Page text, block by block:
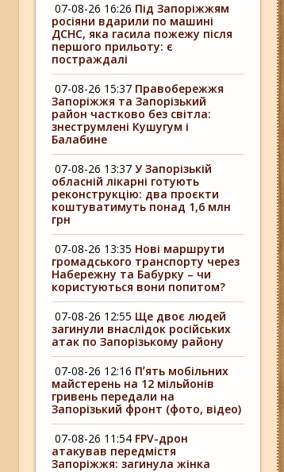
07-08-26 16:26 Під Запоріжжям
росіяни вдарили по машині
ДСНС, яка гасила пожежу після
першого прильоту: є
постраждалі
07-08-26 15:37 Правобережжя
Запоріжжя та Запорізький
район частково без світла:
знеструмлені Кушугум і
Балабине
07-08-26 13:37 У Запорізькій
обласній лікарні готують
реконструкцію: два проєкти
коштуватимуть понад 1,6 млн
грн
07-08-26 13:35 Нові маршрути
громадського транспорту через
Набережну та Бабурку – чи
користуються вони попитом?
07-08-26 12:55 Ще двоє людей
загинули внаслідок російських
атак по Запорізькому району
07-08-26 12:16 Пʼять мобільних
майстерень на 12 мільйонів
гривень передали на
Запорізький фронт (фото, відео)
07-08-26 11:54 FPV-дрон
атакував передмістя
Запоріжжя: загинула жінка